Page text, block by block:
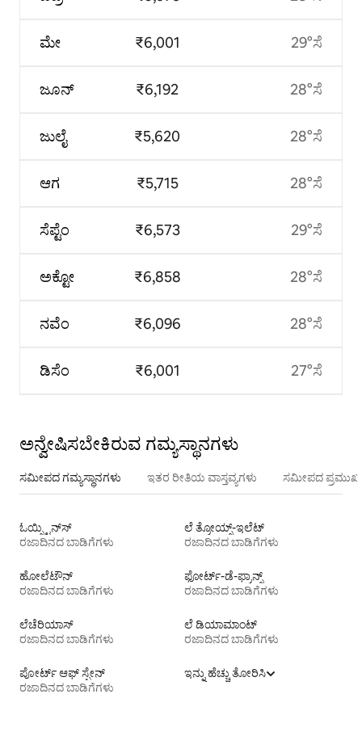
ಮೇ
ಜೂನ್
ಜುಲೈ
ಆಗ
ಸೆಪ್ಟೆಂ
ಅಕ್ಟೋ
ನವೆಂ
ಡಿಸೆಂ
₹6,001
₹6,192
₹5,620
₹5,715
₹6,573
₹6,858
₹6,096
₹6,001
29°ಸೆ
28°ಸೆ
28°ಸೆ
28°ಸೆ
29°ಸೆ
28°ಸೆ
28°ಸೆ
27°ಸೆ
ಅನ್ವೇಷಿಸಬೇಕಿರುವ ಗಮ್ಯಸ್ಥಾನಗಳು
ಸಮೀಪದ ಗಮ್ಯಸ್ಥಾನಗಳು ಇತರ ರೀತಿಯ ವಾಸ್ತವ್ಯಗಳು ಸಮೀಪದ ಪ್ರಮುಖ
ಓಯ್ಸ್ಟಿನ್‌ಸ್
ರಜಾದಿನದ ಬಾಡಿಗೆಗಳು
ಲೆ ತ್ರೋಯ್ಸ್-ಇಲೆಟ್
ರಜಾದಿನದ ಬಾಡಿಗೆಗಳು
ಹೋಲೆಟೌನ್
ರಜಾದಿನದ ಬಾಡಿಗೆಗಳು
ಫೋರ್ಟ್-ಡೆ-ಫ್ರಾನ್ಸ್
ರಜಾದಿನದ ಬಾಡಿಗೆಗಳು
ಲೆಚೆರಿಯಾಸ್
ರಜಾದಿನದ ಬಾಡಿಗೆಗಳು
ಲೆ ಡಿಯಾಮಾಂಟ್
ರಜಾದಿನದ ಬಾಡಿಗೆಗಳು
ಪೋರ್ಟ್ ಆಫ್ ಸ್ಪೇನ್
ರಜಾದಿನದ ಬಾಡಿಗೆಗಳು
ಇನ್ನು ಹೆಚ್ಚು ತೋರಿಸಿ